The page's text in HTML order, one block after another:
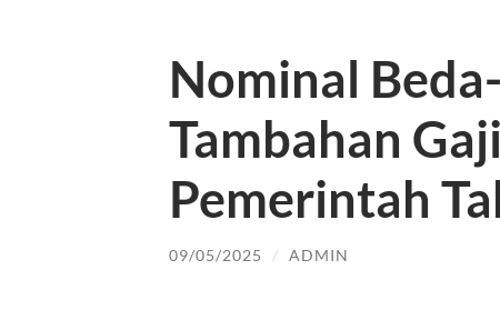
Nominal
Tambahan
Pemerintah
09/05/2025 / ADMIN